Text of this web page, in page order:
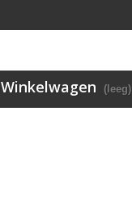
Winkelwagen (leeg)